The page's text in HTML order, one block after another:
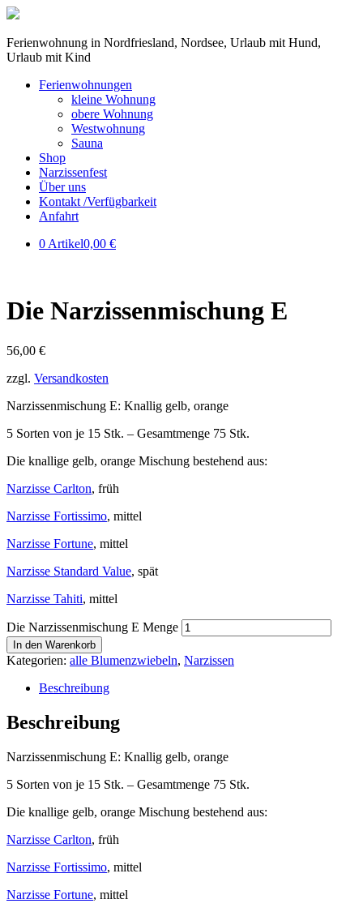
Ferienwohnung in Nordfriesland, Nordsee, Urlaub mit Hund,
Urlaub mit Kind
Ferienwohnungen
kleine Wohnung
obere Wohnung
Westwohnung
Sauna
Shop
Narzissenfest
Über uns
Kontakt /Verfügbarkeit
Anfahrt
0 Artikel0,00 €
Die Narzissenmischung E
56,00 €
zzgl. Versandkosten
Narzissenmischung E: Knallig gelb, orange
5 Sorten von je 15 Stk. – Gesamtmenge 75 Stk.
Die knallige gelb, orange Mischung bestehend aus:
Narzisse Carlton, früh
Narzisse Fortissimo, mittel
Narzisse Fortune, mittel
Narzisse Standard Value, spät
Narzisse Tahiti, mittel
Die Narzissenmischung E Menge
In den Warenkorb
Kategorien: alle Blumenzwiebeln, Narzissen
Beschreibung
Beschreibung
Narzissenmischung E: Knallig gelb, orange
5 Sorten von je 15 Stk. – Gesamtmenge 75 Stk.
Die knallige gelb, orange Mischung bestehend aus:
Narzisse Carlton, früh
Narzisse Fortissimo, mittel
Narzisse Fortune, mittel